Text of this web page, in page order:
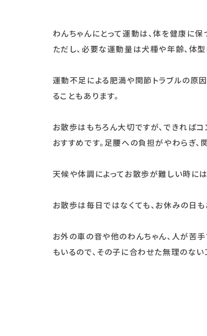
わんちゃんにとって運動は、体を健康に
ただし、必要な運動量は犬種や年齢、体型
運動不足による肥満や関節トラブルの原
ることもあります。
お散歩はもちろん大切ですが、できれば
おすすめです。足腰への負担がやわらぎ、
天候や体調によってお散歩が難しい時に
お散歩は毎日ではなくても、お休みの日
お外の車の音や他のわんちゃん、人が苦
もいるので、その子に合わせた無理のない